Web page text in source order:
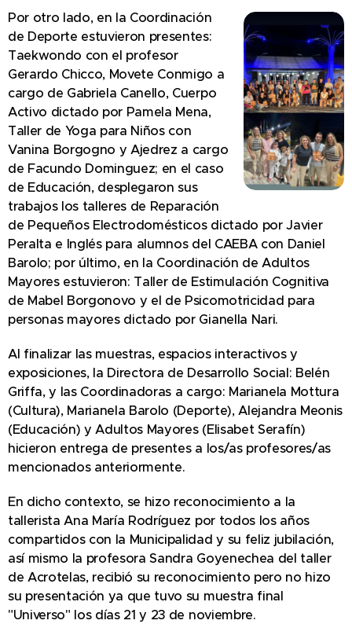
Por otro lado, en la Coordinación
de Deporte estuvieron presentes:
Taekwondo con el profesor
Gerardo Chicco, Movete Conmigo a
cargo de Gabriela Canello, Cuerpo
Activo dictado por Pamela Mena,
Taller de Yoga para Niños con
Vanina Borgogno y Ajedrez a cargo
de Facundo Dominguez; en el caso
de Educación, desplegaron sus
trabajos los talleres de Reparación
de Pequeños Electrodomésticos dictado por Javier
Peralta e Inglés para alumnos del CAEBA con Daniel
Barolo; por último, en la Coordinación de Adultos
Mayores estuvieron: Taller de Estimulación Cognitiva
de Mabel Borgonovo y el de Psicomotricidad para
personas mayores dictado por Gianella Nari.
Al finalizar las muestras, espacios interactivos y
exposiciones, la Directora de Desarrollo Social: Belén
Griffa, y las Coordinadoras a cargo: Marianela Mottura
(Cultura), Marianela Barolo (Deporte), Alejandra Meonis
(Educación) y Adultos Mayores (Elisabet Serafín)
hicieron entrega de presentes a los/as profesores/as
mencionados anteriormente.
En dicho contexto, se hizo reconocimiento a la
tallerista Ana María Rodríguez por todos los años
compartidos con la Municipalidad y su feliz jubilación,
así mismo la profesora Sandra Goyenechea del taller
de Acrotelas, recibió su reconocimiento pero no hizo
su presentación ya que tuvo su muestra final
"Universo" los días 21 y 23 de noviembre.